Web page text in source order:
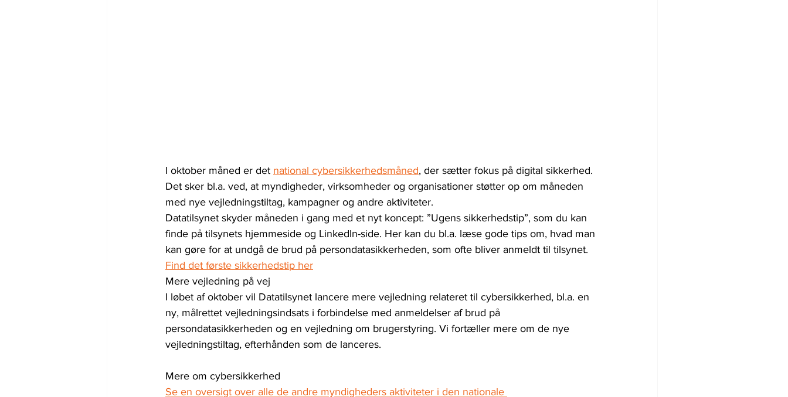
I oktober måned er det national cybersikkerhedsmåned, der sætter fokus på digital sikkerhed.
Det sker bl.a. ved, at myndigheder, virksomheder og organisationer støtter op om måneden
med nye vejledningstiltag, kampagner og andre aktiviteter.
Datatilsynet skyder måneden i gang med et nyt koncept: ”Ugens sikkerhedstip”, som du kan
finde på tilsynets hjemmeside og LinkedIn-side. Her kan du bl.a. læse gode tips om, hvad man
kan gøre for at undgå de brud på persondatasikkerheden, som ofte bliver anmeldt til tilsynet.
Find det første sikkerhedstip her
Mere vejledning på vej
I løbet af oktober vil Datatilsynet lancere mere vejledning relateret til cybersikkerhed, bl.a. en
ny, målrettet vejledningsindsats i forbindelse med anmeldelser af brud på
persondatasikkerheden og en vejledning om brugerstyring. Vi fortæller mere om de nye
vejledningstiltag, efterhånden som de lanceres.
Mere om cybersikkerhed
Se en oversigt over alle de andre myndigheders aktiviteter i den nationale